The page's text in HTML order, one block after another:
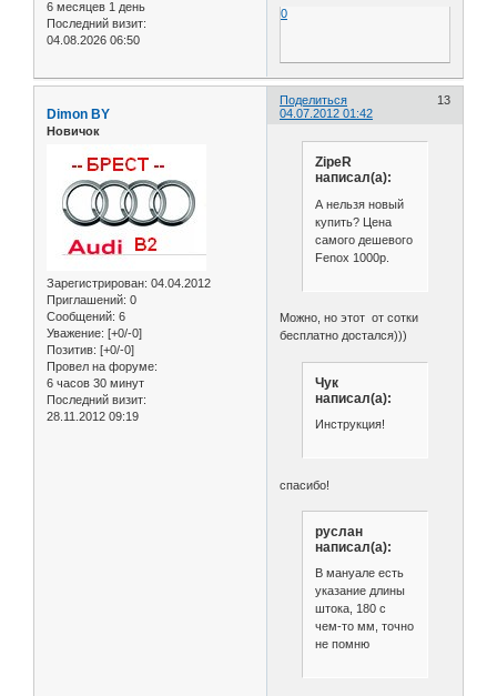
6 месяцев 1 день
Последний визит:
04.08.2026 06:50
0
Поделиться
13
04.07.2012 01:42
Dimon BY
Новичок
Зарегистрирован: 04.04.2012
Приглашений: 0
Сообщений: 6
Уважение: [+0/-0]
Позитив: [+0/-0]
Провел на форуме:
6 часов 30 минут
Последний визит:
28.11.2012 09:19
ZipeR
написал(а):
А нельзя новый
купить? Цена
самого дешевого
Fenox 1000р.
Можно, но этот от сотки
бесплатно достался)))
Чук
написал(а):
Инструкция!
спасибо!
руслан
написал(а):
В мануале есть
указание длины
штока, 180 с
чем-то мм, точно
не помню